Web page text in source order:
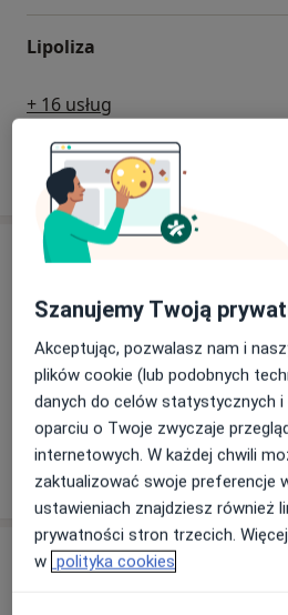
Cyrańskiej.
Lipoliza
+ 16 usług
W jaki sposób ustalane są ceny?
Specjaliści
dr n. med. Beata
37 opinii
Adres
Szanujemy Twoją
Akceptując, pozwalasz nam i
plików cookie (lub podobnych
danych do celów statystycznych
oparciu o Twoje zwyczaje
internetowych. W każdej chwili
zaktualizować swoje preferencje
ustawieniach znajdziesz również
prywatności stron trzecich.
w polityka cookies